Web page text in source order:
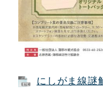
にしがま線謎